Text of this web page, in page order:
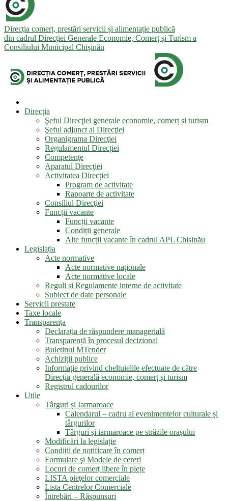
Direcția comerț, prestări servicii și alimentație publică
din cadrul Direcției Generale Economie, Comerț și Turism a
Consiliului Municipal Chișinău
Direcţia
Şeful Direcţiei generale economie, comerț și turism
Şeful adjunct al Direcţiei
Organigrama Direcţiei
Regulamentul Direcției
Competenţe
Aparatul Direcţiei
Activitatea Direcției
Program de activitate
Rapoarte de activitate
Consiliul Direcţiei
Funcții vacante
Funcții vacante
Condiții generale
Alte funcții vacante în cadrul APL Chișinău
Legislația
Acte normative
Acte normative naționale
Acte normative locale
Reguli și Regulamente interne de activitate
Subiect de date personale
Servicii prestate
Taxe locale
Transparenţa
Declarația de răspundere managerială
Transparență în procesul decizional
Buletinul MTender
Achiziții publice
Informație privind cheltuielile efectuate de către
Direcția generală economie, comerț și turism
Registrul cadourilor
Utile
Târguri și Iarmaroace
Calendarul – cadru al evenimentelor culturale și
târgurilor
Târguri și iarmaroace pe străzile orașului
Modificări la legislație
Condiții de notificare în comerț
Formulare şi Modele de cereri
Locuri de comerț libere în piețe
LISTA pieţelor comerciale
Lista Centrelor Comerciale
Întrebări – Răspunsuri